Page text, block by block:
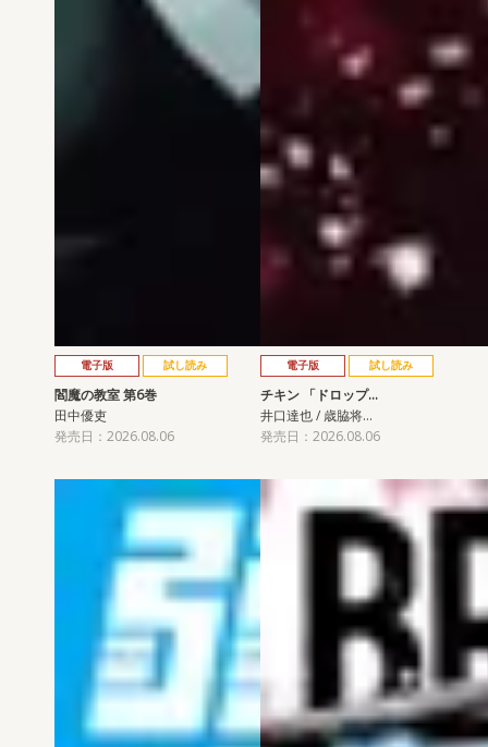
電子版 試し読み
閻魔の教室 第6巻
田中優吏
発売日：2026.08.06
電子版 試し読み
チキン 「ドロップ…
井口達也 / 歳脇将…
発売日：2026.08.06